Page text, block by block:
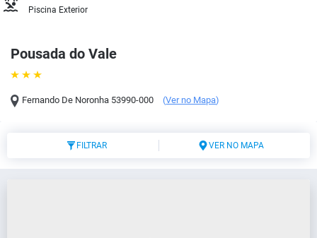
Pousada do Vale
Fernando De Noronha 53990-000 (Ver no Mapa)
Piscina Exterior
FILTRAR VER NO MAPA